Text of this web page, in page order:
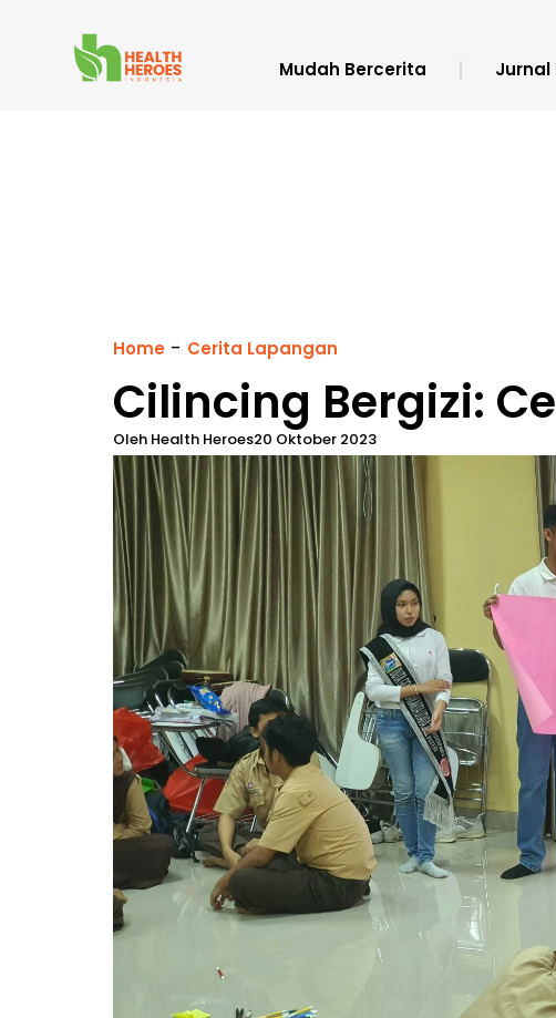
Mudah Bercerita Jurnal
Home - Cerita Lapangan
Cilincing Bergizi:
Oleh Health Heroes20 Oktober 2023